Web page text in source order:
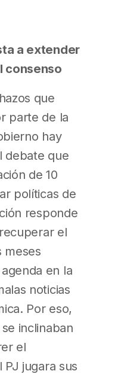
a extender
consenso
que
parte de la
hay
debate que
de 10
políticas de
responde
el
meses
en la
noticias
Por eso,
inclinaban
el
jugara sus